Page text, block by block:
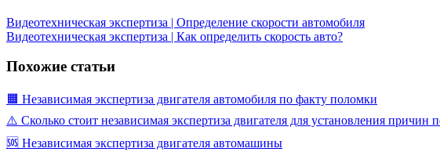
Видеотехническая экспертиза | Определение скорости автомобиля
Видеотехническая экспертиза | Как определить скорость авто?
Похожие статьи
🟧 Независимая экспертиза двигателя автомобиля по факту поломки
⚠️ Сколько стоит независимая экспертиза двигателя для установления причин
🆘 Независимая экспертиза двигателя автомашины